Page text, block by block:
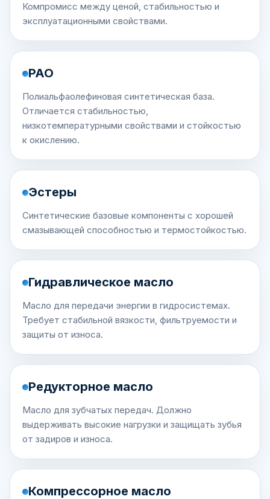
Компромисс между ценой, стабильностью и
эксплуатационными свойствами.
PAO
Полиальфаолефиновая синтетическая база.
Отличается стабильностью,
низкотемпературными свойствами и стойкостью
к окислению.
Эстеры
Синтетические базовые компоненты с хорошей
смазывающей способностью и термостойкостью.
Гидравлическое масло
Масло для передачи энергии в гидросистемах.
Требует стабильной вязкости, фильтруемости и
защиты от износа.
Редукторное масло
Масло для зубчатых передач. Должно
выдерживать высокие нагрузки и защищать зубья
от задиров и износа.
Компрессорное масло